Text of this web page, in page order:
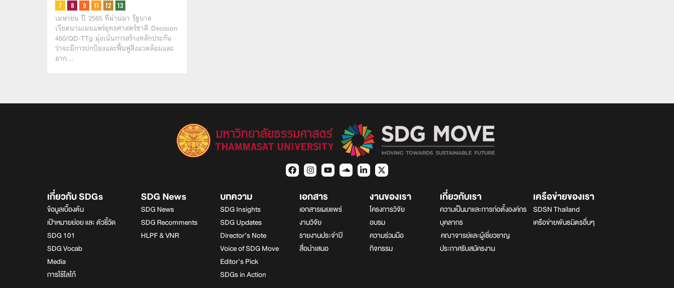
เมษายน ปี 2565 ที่ผ่านมา รัฐบาล
เวียดนามเผยแพร่ยุทธศาสตร์ชาติ Decision
450/QD-TTg มุ่งเน้นการสร้างหลักประกัน
ว่าจะมีการปกป้องและฟื้นฟูสิ่งแวดล้อมและ
อาก…
เกี่ยวกับ SDGs
ข้อมูลเบื้องต้น
เป้าหมายย่อย และ ตัวชี้วัด
SDG 101
SDG Vocab
Media
การใช้โลโก้
SDG News
SDG News
SDG Recomments
HLPF & VNR
บทความ
SDG Insights
SDG Updates
Director’s Note
Voice of SDG Move
Editor’s Pick
SDGs in Action
เอกสาร
เอกสารเผยแพร่
งานวิจัย
รายงานประจำปี
สื่อนำเสนอ
งานของเรา
โครงการวิจัย
อบรม
ความร่วมมือ
กิจกรรม
เกี่ยวกับเรา
ความเป็นมาและการก่อตั้งองค์กร
บุคลากร
คณาจารย์และผู้เชี่ยวชาญ
ประกาศรับสมัครงาน
เครือข่ายของเรา
SDSN Thailand
เครือข่ายพันธมิตรอื่นๆ